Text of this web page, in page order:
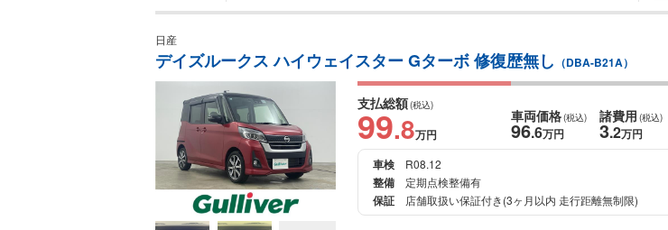
日産
デイズルークス ハイウェイスター Gターボ 修復歴無し （DBA-B21A）
支払総額(税込)
99.8万円
車両価格(税込)
96.6万円
諸費用 (税込)
3.2万円
車検
R08.12
整備 定期点検整備有
保証 店舗取扱い保証付き(3ヶ月以内 走行距離無制限)